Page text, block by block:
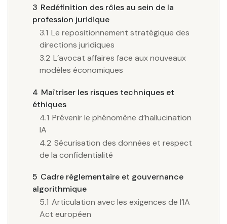
3 Redéfinition des rôles au sein de la
profession juridique
3.1 Le repositionnement stratégique des
directions juridiques
3.2 L’avocat affaires face aux nouveaux
modèles économiques
4 Maîtriser les risques techniques et
éthiques
4.1 Prévenir le phénomène d’hallucination
IA
4.2 Sécurisation des données et respect
de la confidentialité
5 Cadre réglementaire et gouvernance
algorithmique
5.1 Articulation avec les exigences de l’IA
Act européen